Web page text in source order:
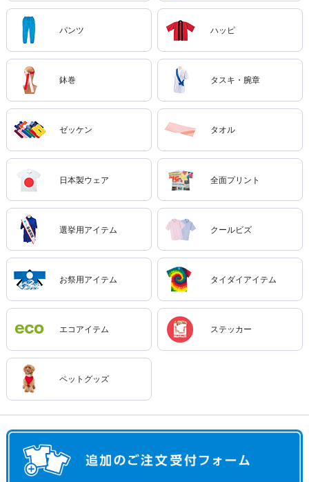
パンツ ハッピ
鉢巻 タスキ・腕章
ゼッケン タオル
日本製ウェア 全面プリント
選挙用アイテム クールビズ
お祭用アイテム タイダイアイテム
エコアイテム ステッカー
ペットグッズ